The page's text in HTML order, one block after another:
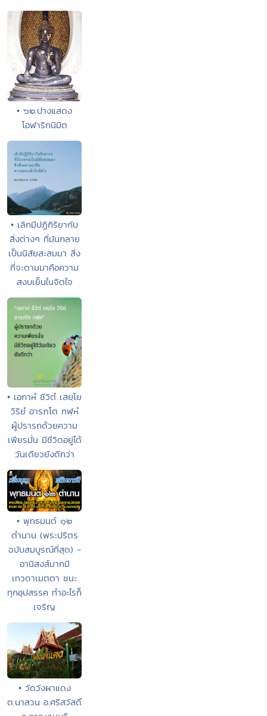
• ๖๒.ปางแสดง
โอฬาริกนิมิต
• เลิกมีปฏิกิริยากับ
สิ่งต่างๆ ที่มันกลาย
เป็นนิสัยสะสมมา สิ่ง
ที่จะตามมาคือความ
สงบเย็นในจิตใจ
• เอกาหํ ชีวิตํ เสยฺโย
วิริยํ อารภโต ทฬฺหํ
ผู้ปรารถด้วยความ
เพียรมั่น มีชีวิตอยู่ได้
วันเดียวยังดีกว่า
• พุทธมนต์ ๑๒
ตำนาน (พระปริตร
ฉบับสมบูรณ์ที่สุด) -
อานิสงส์มากมี
เทวดาเมตตา ชนะ
ทุกอุปสรรค ทำอะไรก็
เจริญ
• วัดวังผาแดง
ต.นาสวน อ.ศรีสวัสดิ์